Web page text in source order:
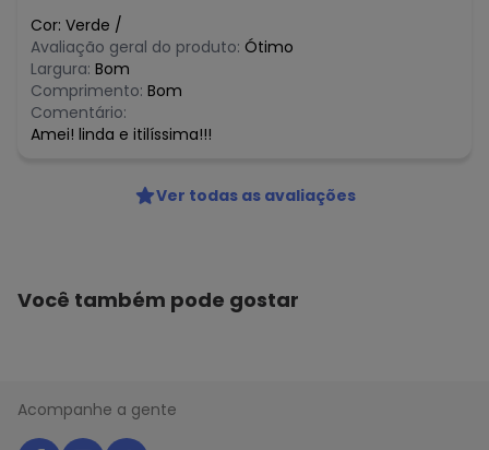
Cor: Verde /
Avaliação geral do produto: Ótimo
Largura: Bom
Comprimento: Bom
Comentário:
Amei! linda e itilíssima!!!
Ver todas as avaliações
Você também pode gostar
Acompanhe a gente